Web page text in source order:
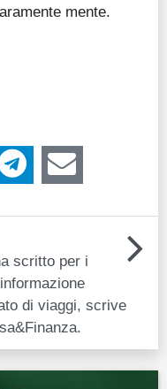
mente.
scritto per i
di viaggi, scrive